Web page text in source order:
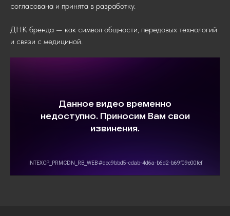
согласована и принята в разработку.
ДНК бренда — как символ общности, передовых технологий
и связи с медициной.